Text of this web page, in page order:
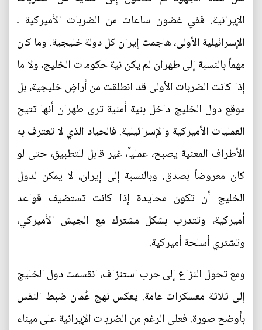
الإيرانية. ففي غضون ساعات من الضربات الأميركية ـ
الإسرائيلية الأولى، هاجمت إيران كل دولة خليجية. وما كان
مهماً بالنسبة إلى طهران لم يكن نية حكومات الخليج، ولا ما
إذا كانت الضربات الأولى قد انطلقت من أراضٍ خليجية، بل
موقع دول الخليج داخل بنية أمنية ترى طهران أنها تتيح
العمليات الأميركية والإسرائيلية. فالحياد الذي لا تعترف به
الأطراف المعنية يصبح، عملياً، غير قابل للتطبيق، حتى لو
كان معروضاً بصدق. وبالنسبة إلى إيران، لا يمكن لدول
الخليج أن تكون محايدة إذا كانت تستضيف قواعد
أميركية، وتتدرب بشكل مشترك مع الجيش الأميركي،
وتشتري أسلحة أميركية.
ومع تحول النزاع إلى حرب استنزاف، انقسمت دول الخليج
إلى ثلاثة معسكرات عامة. يعكس نهج عُمان ضبط النفس
بأوضح صورة. فعلى الرغم من الضربات الإيرانية على ميناء